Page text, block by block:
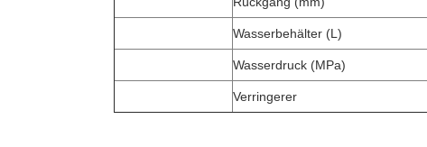
Wasserbehälter (L)
Wasserdruck (MPa)
Verringerer